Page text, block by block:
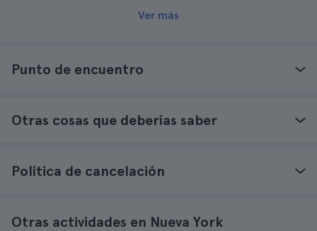
Ver más
Punto de encuentro
Otras cosas que deberías saber
Política de cancelación
Otras actividades en Nueva York